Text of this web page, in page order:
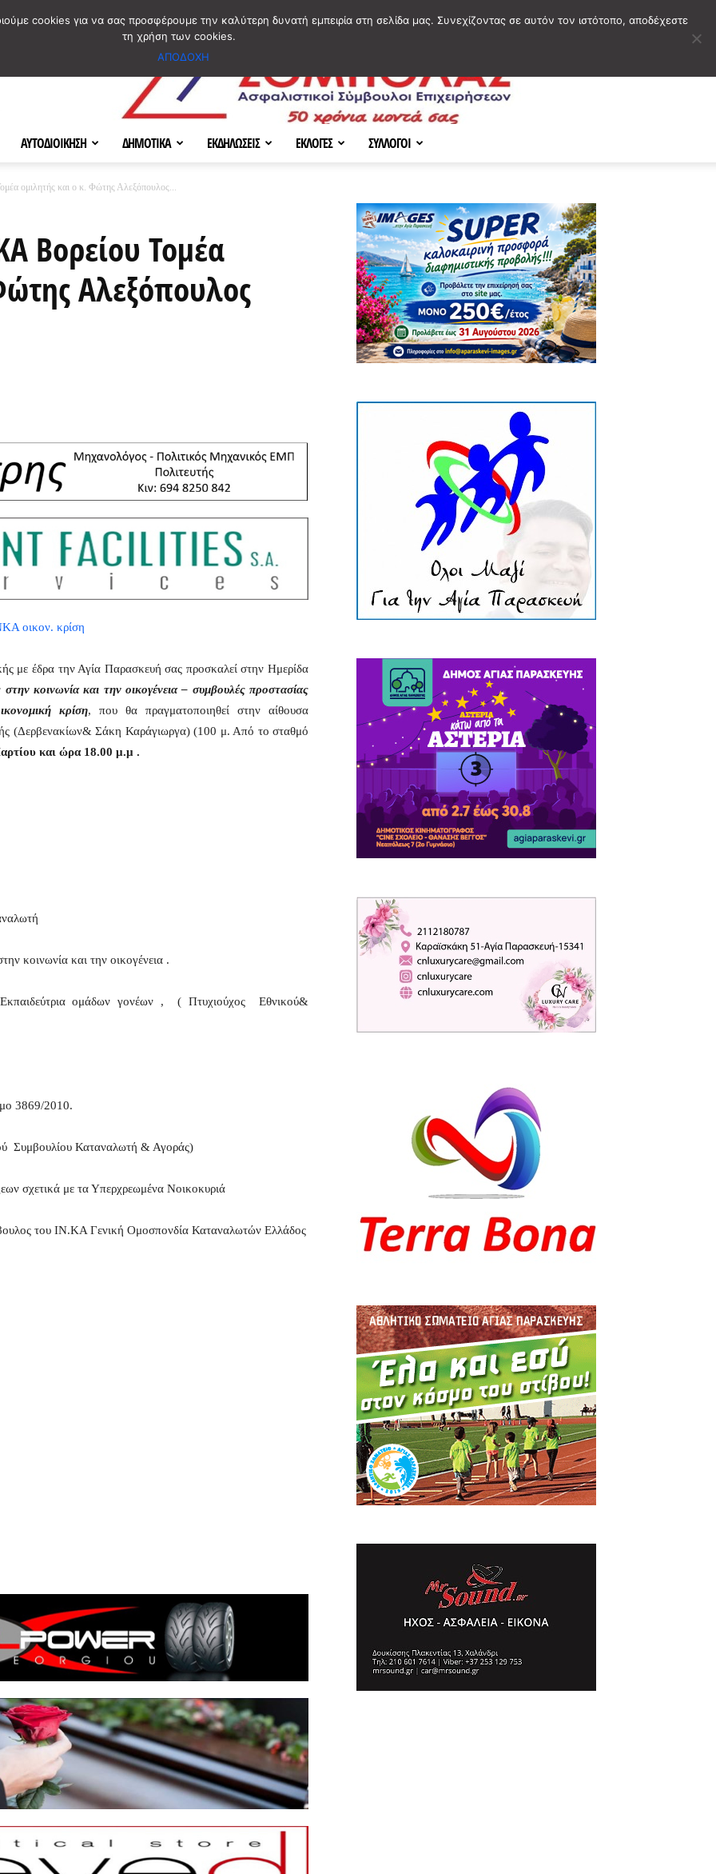
ΑΥΤΟΔΙΟΙΚΗΣΗ ΔΗΜΟΤΙΚΑ ΕΚΔΗΛΩΣΕΙΣ ΕΚΛΟΓΕΣ ΣΥΛΛΟΓΟΙ
ομιλητής και ο κ. Φώτης Αλεξόπουλος...
Βορείου Τομέα
Αλεξόπουλος
με έδρα την Αγία Παρασκευή σας προσκαλεί στην Ημερίδα
στην κοινωνία και την οικογένεια – συμβουλές προστασίας
κρίση, που θα πραγματοποιηθεί στην αίθουσα
(Δερβενακίων& Σάκη Καράγιωργα) (100 μ. Από το σταθμό
και ώρα 18.00 μ.μ .
κοινωνία και την οικογένεια .
ομάδων γονέων , ( Πτυχιούχος Εθνικού&
3869/2010.
Συμβουλίου Καταναλωτή & Αγοράς)
σχετικά με τα Υπερχρεωμένα Νοικοκυριά
του ΙΝ.ΚΑ Γενική Ομοσπονδία Καταναλωτών Ελλάδος
cookies για να σας προσφέρουμε την καλύτερη δυνατή εμπειρία στη σελίδα μας. Συνεχίζοντας σε αυτόν τον ιστότοπο, αποδέχεστε
τη χρήση των cookies.
ΑΠΟΔΟΧΗ